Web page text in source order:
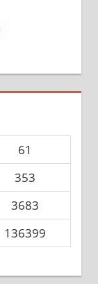
61
353
3683
136399